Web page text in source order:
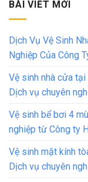
BÀI VIẾT MỚI
Dịch Vụ Vệ Sinh
Nghiệp Của Công
Vệ sinh nhà cửa
Dịch vụ chuyên
Vệ sinh bể bơi 4
nghiệp từ Công ty
Vệ sinh mặt kính
Dịch vụ chuyên